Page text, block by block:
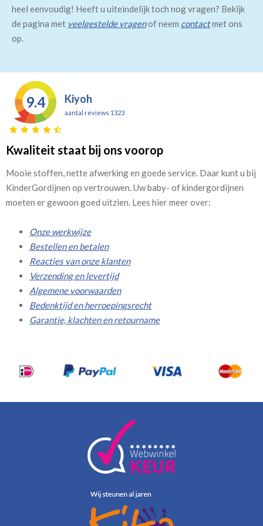
heel eenvoudig! Heeft u uiteindelijk toch nog vragen? Bekijk
de pagina met veelgestelde vragenof neem contactmet ons
op.
9.4 Kiyoh
aantal reviews 1323
Kwaliteit staat bij ons voorop
Mooie stoffen, nette afwerking en goede service. Daar kunt u bij
KinderGordijnen op vertrouwen. Uw baby- of kindergordijnen
moeten er gewoon goed uitzien. Lees hier meer over:
Onze werkwijze
Bestellen en betalen
Reacties van onze klanten
Verzending en levertijd
Algemene voorwaarden
Bedenktijd en herroepingsrecht
Garantie, klachten en retourname